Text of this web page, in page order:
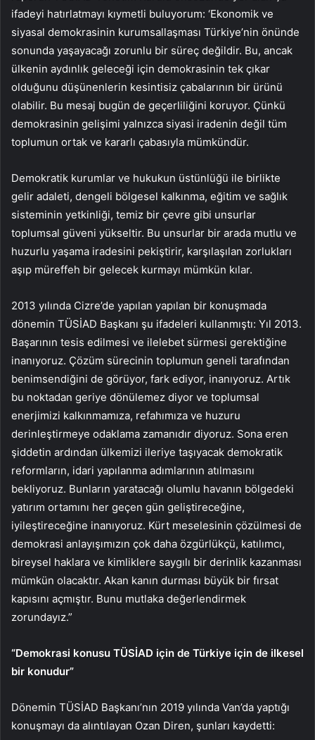
ifadeyi hatırlatmayı kıymetli buluyorum: ‘Ekonomik ve
siyasal demokrasinin kurumsallaşması Türkiye’nin önünde
sonunda yaşayacağı zorunlu bir süreç değildir. Bu, ancak
ülkenin aydınlık geleceği için demokrasinin tek çıkar
olduğunu düşünenlerin kesintisiz çabalarının bir ürünü
olabilir. Bu mesaj bugün de geçerliliğini koruyor. Çünkü
demokrasinin gelişimi yalnızca siyasi iradenin değil tüm
toplumun ortak ve kararlı çabasıyla mümkündür.
Demokratik kurumlar ve hukukun üstünlüğü ile birlikte
gelir adaleti, dengeli bölgesel kalkınma, eğitim ve sağlık
sisteminin yetkinliği, temiz bir çevre gibi unsurlar
toplumsal güveni yükseltir. Bu unsurlar bir arada mutlu ve
huzurlu yaşama iradesini pekiştirir, karşılaşılan zorlukları
aşıp müreffeh bir gelecek kurmayı mümkün kılar.
2013 yılında Cizre’de yapılan yapılan bir konuşmada
dönemin TÜSİAD Başkanı şu ifadeleri kullanmıştı: Yıl 2013.
Başarının tesis edilmesi ve ilelebet sürmesi gerektiğine
inanıyoruz. Çözüm sürecinin toplumun geneli tarafından
benimsendiğini de görüyor, fark ediyor, inanıyoruz. Artık
bu noktadan geriye dönülemez diyor ve toplumsal
enerjimizi kalkınmamıza, refahımıza ve huzuru
derinleştirmeye odaklama zamanıdır diyoruz. Sona eren
şiddetin ardından ülkemizi ileriye taşıyacak demokratik
reformların, idari yapılanma adımlarının atılmasını
bekliyoruz. Bunların yaratacağı olumlu havanın bölgedeki
yatırım ortamını her geçen gün geliştireceğine,
iyileştireceğine inanıyoruz. Kürt meselesinin çözülmesi de
demokrasi anlayışımızın çok daha özgürlükçü, katılımcı,
bireysel haklara ve kimliklere saygılı bir derinlik kazanması
mümkün olacaktır. Akan kanın durması büyük bir fırsat
kapısını açmıştır. Bunu mutlaka değerlendirmek
zorundayız.”
“Demokrasi konusu TÜSİAD için de Türkiye için de ilkesel
bir konudur”
Dönemin TÜSİAD Başkanı’nın 2019 yılında Van’da yaptığı
konuşmayı da alıntılayan Ozan Diren, şunları kaydetti: